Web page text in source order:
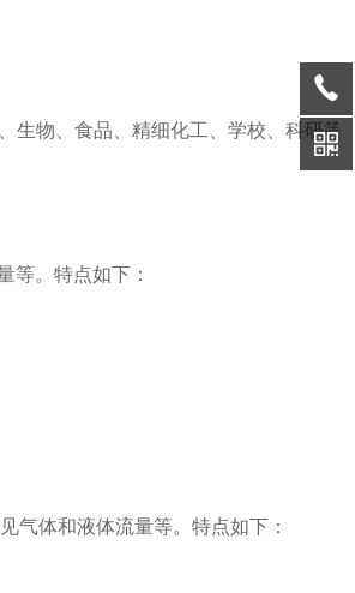
生物、食品、精细化工、学校、科研等
等。特点如下：
气体和液体流量等。特点如下：